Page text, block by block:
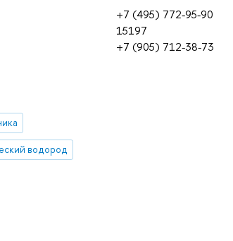
+7 (495) 772-95-90
15197
+7 (905) 712-38-73
водород